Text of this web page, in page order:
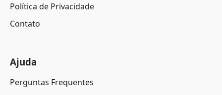
Política de Privacidade
Contato
Ajuda
Perguntas Frequentes